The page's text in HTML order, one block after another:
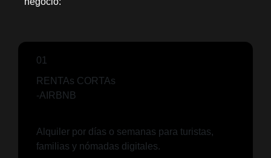
01
RENTAs CORTAs
-AIRBNB
Alquiler por días o semanas para turistas,
familias y nómadas digitales.